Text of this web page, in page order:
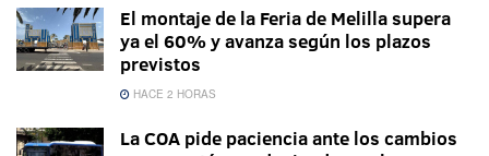
El montaje de la Feria de Melilla supera
ya el 60% y avanza según los plazos
previstos
HACE 2 HORAS
La COA pide paciencia ante los cambios